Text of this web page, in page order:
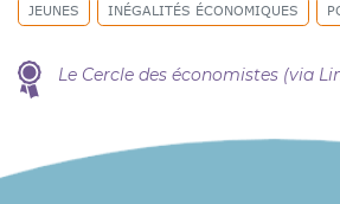
JEUNES INÉGALITÉS ÉCONOMIQUES
Le Cercle des économistes (via